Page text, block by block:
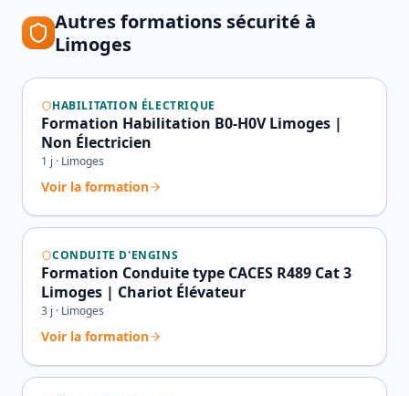
Autres formations sécurité à
Limoges
HABILITATION ÉLECTRIQUE
Formation Habilitation B0-H0V Limoges |
Non Électricien
1 j · Limoges
Voir la formation
CONDUITE D'ENGINS
Formation Conduite type CACES R489 Cat 3
Limoges | Chariot Élévateur
3 j · Limoges
Voir la formation